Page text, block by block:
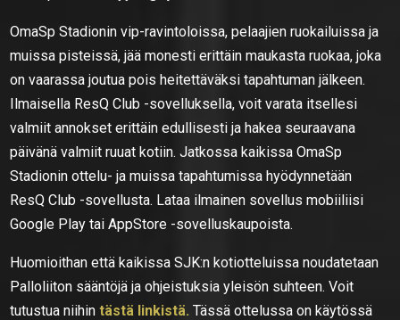
OmaSp Stadionin vip-ravintoloissa, pelaajien ruokailuissa ja
muissa pisteissä, jää monesti erittäin maukasta ruokaa, joka
on vaarassa joutua pois heitettäväksi tapahtuman jälkeen.
Ilmaisella ResQ Club -sovelluksella, voit varata itsellesi
valmiit annokset erittäin edullisesti ja hakea seuraavana
päivänä valmiit ruuat kotiin. Jatkossa kaikissa OmaSp
Stadionin ottelu- ja muissa tapahtumissa hyödynnetään
ResQ Club -sovellusta. Lataa ilmainen sovellus mobiiliisi
Google Play tai AppStore -sovelluskaupoista.
Huomioithan että kaikissa SJK:n kotiotteluissa noudatetaan
Palloliiton sääntöjä ja ohjeistuksia yleisön suhteen. Voit
tutustua niihintästä linkistä. Tässä ottelussa on käytössä